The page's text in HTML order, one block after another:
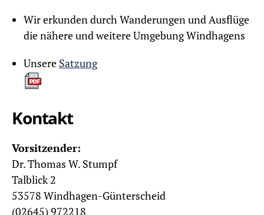
Wir erkunden durch Wanderungen und Ausflüge
die nähere und weitere Umgebung Windhagens
Unsere Satzung
Kontakt
Vorsitzender:
Dr. Thomas W. Stumpf
Talblick 2
53578 Windhagen-Günterscheid
(02645) 972218